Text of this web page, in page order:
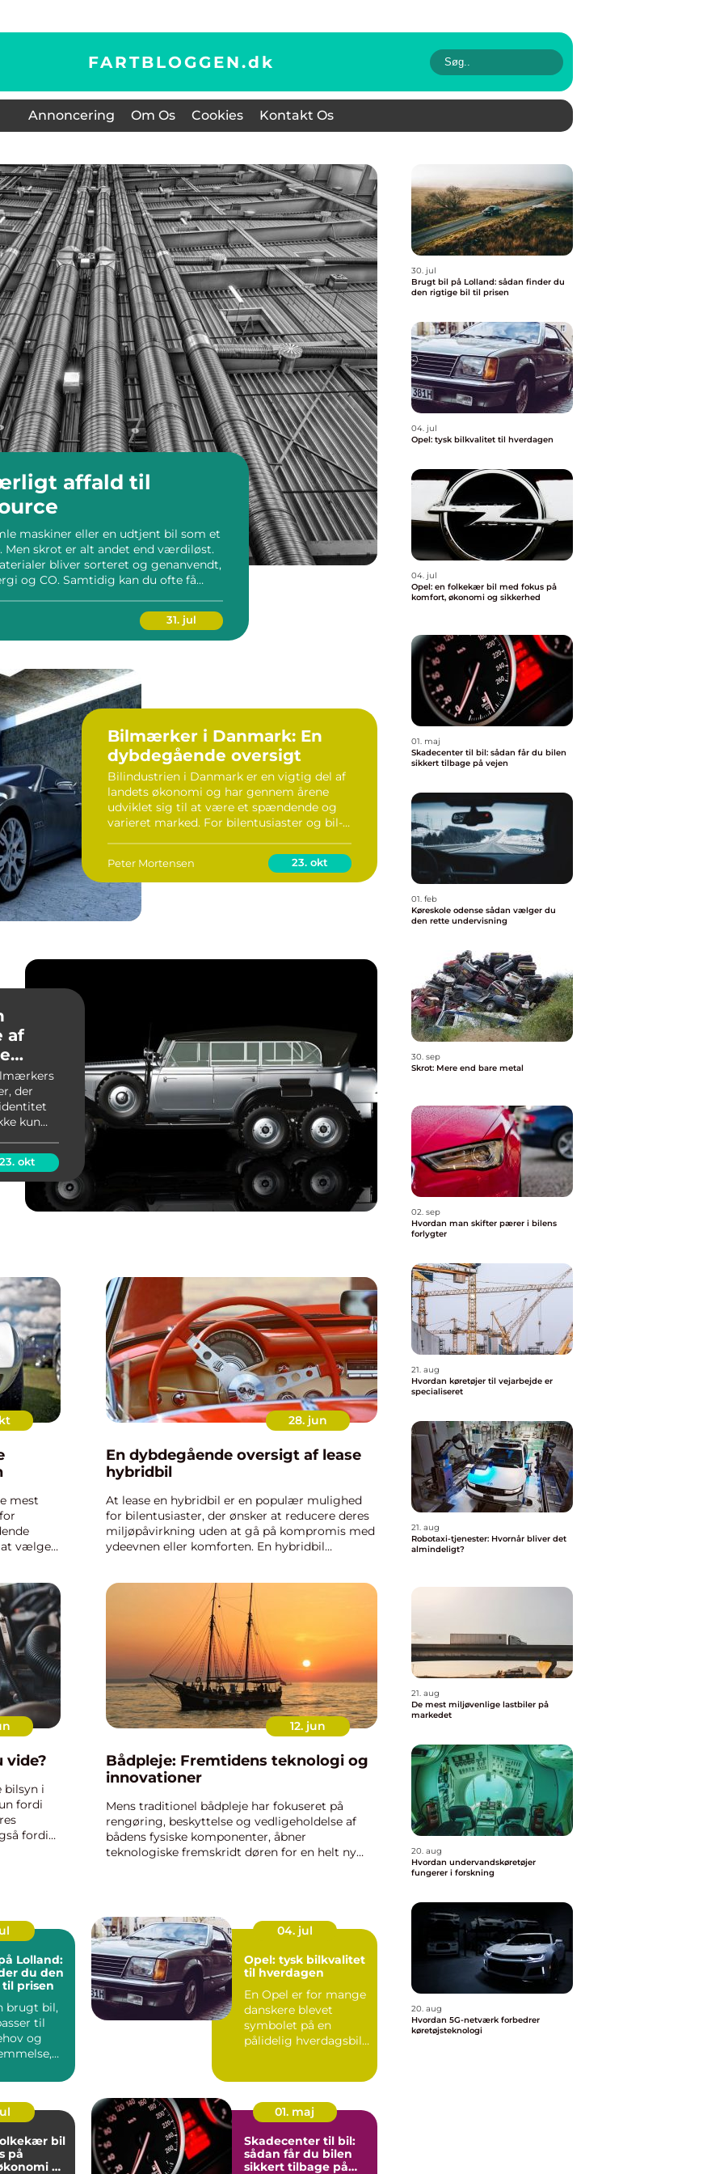
FARTBLOGGEN.dk
Annoncering Om Os Cookies Kontakt Os
maskiner eller en udtjent bil som et
Men skrot er alt andet end værdiløst.
bliver sorteret og genanvendt,
og CO. Samtidig kan du ofte få
31. jul
Bilmærker i Danmark: En
dybdegående oversigt
Bilindustrien i Danmark er en vigtig del af
landets økonomi og har gennem årene
udviklet sig til at være et spændende og
varieret marked. For bilentusiaster og bil-
forståelse af de mange forskellige
bilmærker, der ...
Peter Mortensen 23. okt
af
der
kun
23. okt
mest
at vælge
28. jun
En dybdegående oversigt af lease
hybridbil
At lease en hybridbil er en populær mulighed
for bilentusiaster, der ønsker at reducere deres
miljøpåvirkning uden at gå på kompromis med
ydeevnen eller komforten. En hybridbil
vide?
bilsyn i
fordi
fordi
12. jun
Bådpleje: Fremtidens teknologi og
innovationer
Mens traditionel bådpleje har fokuseret på
rengøring, beskyttelse og vedligeholdelse af
bådens fysiske komponenter, åbner
teknologiske fremskridt døren for en helt ny
Lolland:
du den
prisen
brugt bil,
til
og
04. jul
Opel: tysk bilkvalitet
til hverdagen
En Opel er for mange
danskere blevet
symbolet på en
pålidelig hverdagsbil,
bil
på
og
01. maj
Skadecenter til bil:
sådan får du bilen
sikkert tilbage på
30. jul
Brugt bil på Lolland: sådan finder du
den rigtige bil til prisen
04. jul
Opel: tysk bilkvalitet til hverdagen
04. jul
Opel: en folkekær bil med fokus på
komfort, økonomi og sikkerhed
01. maj
Skadecenter til bil: sådan får du bilen
sikkert tilbage på vejen
01. feb
Køreskole odense sådan vælger du
den rette undervisning
30. sep
Skrot: Mere end bare metal
02. sep
Hvordan man skifter pærer i bilens
forlygter
21. aug
Hvordan køretøjer til vejarbejde er
specialiseret
21. aug
Robotaxi-tjenester: Hvornår bliver det
almindeligt?
21. aug
De mest miljøvenlige lastbiler på
markedet
20. aug
Hvordan undervandskøretøjer
fungerer i forskning
20. aug
Hvordan 5G-netværk forbedrer
køretøjsteknologi